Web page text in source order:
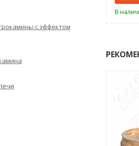
В
с эффектом